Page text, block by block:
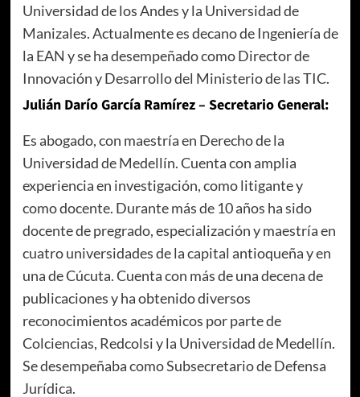
Universidad de los Andes y la Universidad de
Manizales. Actualmente es decano de Ingeniería de
la EAN y se ha desempeñado como Director de
Innovación y Desarrollo del Ministerio de las TIC.
Julián Darío García Ramírez – Secretario General:
Es abogado, con maestría en Derecho de la
Universidad de Medellín. Cuenta con amplia
experiencia en investigación, como litigante y
como docente. Durante más de 10 años ha sido
docente de pregrado, especialización y maestría en
cuatro universidades de la capital antioqueña y en
una de Cúcuta. Cuenta con más de una decena de
publicaciones y ha obtenido diversos
reconocimientos académicos por parte de
Colciencias, Redcolsi y la Universidad de Medellín.
Se desempeñaba como Subsecretario de Defensa
Jurídica.